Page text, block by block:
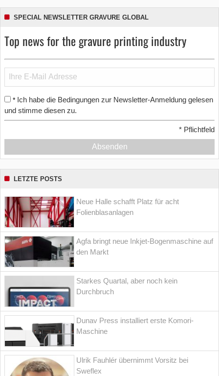
SPECIAL NEWSLETTER GRAVURE GLOBAL
Top news for the gravure printing industry
* Ich habe die Bedingungen zur Newsletter-Anmeldung gelesen
und stimme diesen zu.
* Pflichtfeld
Absenden
LETZTE POSTS
Neue Halle schafft Platz für acht
Folienblasanlagen
Agfa bringt neue Inkjet-Bogenmaschine auf
den Markt
Starkes Quartal, aber noch kein
Durchbruch
Dunav Press installiert erste Komori-
Maschine
Ulrik Fauhlér übernimmt Vorsitz bei
Sweflex